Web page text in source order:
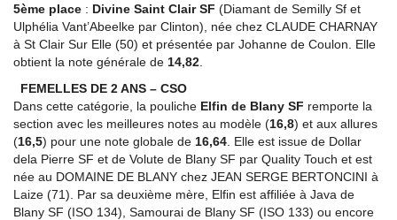
5ème place : Divine Saint Clair SF (Diamant de Semilly Sf et
Ulphélia Vant’Abeelke par Clinton), née chez CLAUDE CHARNAY
à St Clair Sur Elle (50) et présentée par Johanne de Coulon. Elle
obtient la note générale de 14,82
FEMELLES DE 2 ANS – CSO
Dans cette catégorie, la pouliche Elfin de Blany SF remporte la
section avec les meilleures notes au modèle (16,8) et aux allures
(16,5) pour une note globale de 16,64 . Elle est issue de Dollar
dela Pierre SF et de Volute de Blany SF par Quality Touch et est
née au DOMAINE DE BLANY chez JEAN SERGE BERTONCINI à
Laize (71). Par sa deuxième mère, Elfin est affiliée à Java de
Blany SF (ISO 134), Samourai de Blany SF (ISO 133) ou encore